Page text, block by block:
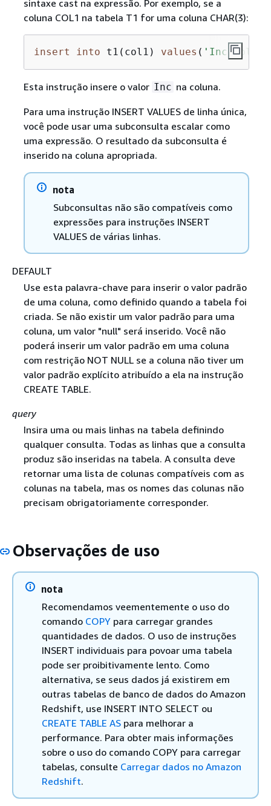
sintaxe cast na expressão. Por exemplo, se a
coluna COL1 na tabela T1 for uma coluna CHAR(3):
insert into t1(col1) values (
Esta instrução insere o valor Inc na coluna.
Para uma instrução INSERT VALUES de linha única,
você pode usar uma subconsulta escalar como
uma expressão. O resultado da subconsulta é
inserido na coluna apropriada.
nota
Subconsultas não são compatíveis como
expressões para instruções INSERT
VALUES de várias linhas.
DEFAULT
Use esta palavra-chave para inserir o valor padrão
de uma coluna, como definido quando a tabela foi
criada. Se não existir um valor padrão para uma
coluna, um valor "null" será inserido. Você não
poderá inserir um valor padrão em uma coluna
com restrição NOT NULL se a coluna não tiver um
valor padrão explícito atribuído a ela na instrução
CREATE TABLE.
query
Insira uma ou mais linhas na tabela definindo
qualquer consulta. Todas as linhas que a consulta
produz são inseridas na tabela. A consulta deve
retornar uma lista de colunas compatíveis com as
colunas na tabela, mas os nomes das colunas não
precisam obrigatoriamente corresponder.
Observações de uso
nota
Recomendamos veementemente o uso do
comando COPY para carregar grandes
quantidades de dados. O uso de instruções
INSERT individuais para povoar uma tabela
pode ser proibitivamente lento. Como
alternativa, se seus dados já existirem em
outras tabelas de banco de dados do Amazon
Redshift, use INSERT INTO SELECT ou
CREATE TABLE AS para melhorar a
performance. Para obter mais informações
sobre o uso do comando COPY para carregar
tabelas, consulte Carregar dados no Amazon
Redshift.